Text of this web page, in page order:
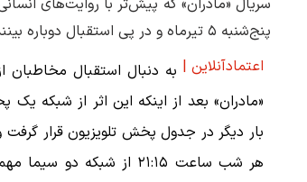
سریال «مادران» که پیش‌تر با روایت‌های
پنج‌شنبه ۵ تیرماه و در پی استقبال دوباره بینندگان، هر شب ساعت ۲۱:۱۵ از شبکه دو سیما روی آنتن می‌رود.
اعتمادآنلاین | به دنبال استقبال مخاطبان
«مادران» بعد از اینکه این اثر از شبکه
هر شب ساعت ۲۱:۱۵ از شبکه